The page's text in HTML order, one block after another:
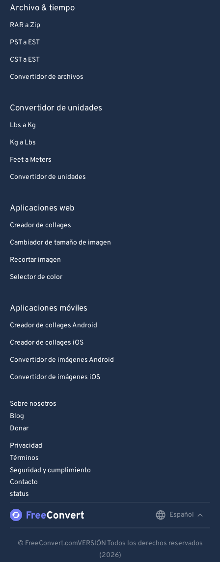
Archivo & tiempo
RAR a Zip
PST a EST
CST a EST
Convertidor de archivos
Convertidor de unidades
Lbs a Kg
Kg a Lbs
Feet a Meters
Convertidor de unidades
Aplicaciones web
Creador de collages
Cambiador de tamaño de imagen
Recortar imagen
Selector de color
Aplicaciones móviles
Creador de collages Android
Creador de collages iOS
Convertidor de imágenes Android
Convertidor de imágenes iOS
Sobre nosotros
Blog
Donar
Privacidad
Términos
Seguridad y cumplimiento
Contacto
status
Español
Español
© FreeConvert.comVERSIÓN Todos los derechos reservados
(2026)